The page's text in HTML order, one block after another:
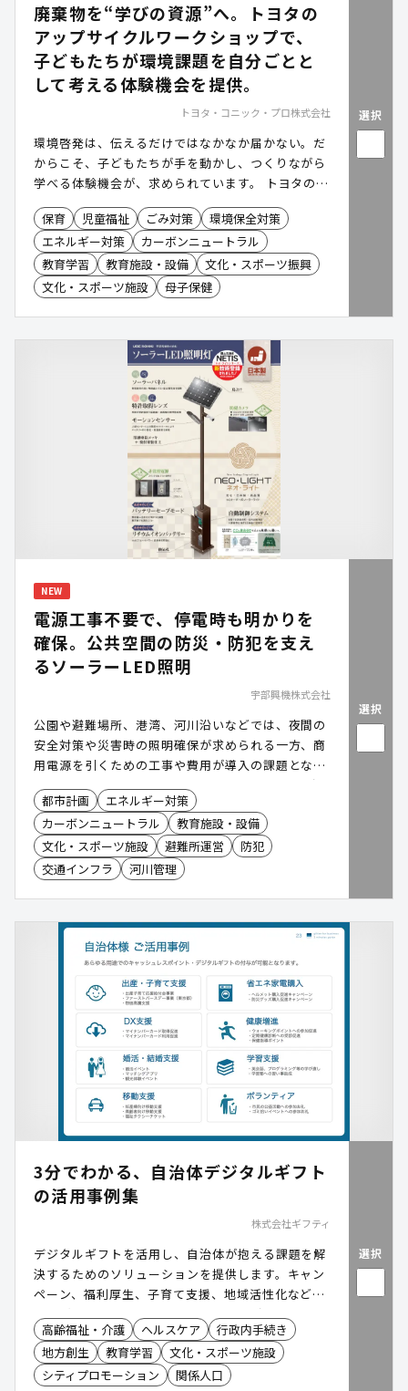
廃棄物を“学びの資源”へ。トヨタの
アップサイクルワークショップで、
子どもたちが環境課題を自分ごとと
して考える体験機会を提供。
トヨタ・コニック・プロ株式会社
環境啓発は、伝えるだけではなかなか届かない。だ
からこそ、子どもたちが手を動かし、つくりながら
学べる体験機会が、求められています。 トヨタのア
ップサイクルワークショップは、車の製造工程で生
まれるレザー等のアップサイクル体験を通じて、カ
ーボンニュートラルや、SDGsを身近なテーマとし
て受け止めることができる体験型コンテンツです。
幅広い年齢層が参加する地域イベントでも導入しや
すく、全国各地で開催される環境フェアや、環境学
習・啓発施設でのプログラムなどで採用され、多く
の子ども達に体験いただいています。 自分だけのア
ップサイクルキーホルダーとともに、環境への学び
を家庭に持ち帰ることで、日常生活での波及効果も
保育 児童福祉 ごみ対策
環境保全対策
エネルギー対策
カーボンニュートラル
教育学習
教育施設・設備
文化・スポーツ振興
文化・スポーツ施設
母子保健
選択
NEW
電源工事不要で、停電時も明かりを
確保。公共空間の防災・防犯を支え
るソーラーLED照明
宇部興機株式会社
公園や避難場所、港湾、河川沿いなどでは、夜間の
安全対策や災害時の照明確保が求められる一方、商
用電源を引くための工事や費用が導入の課題となり
ます。「NEO・LIGHT(ネオ・ライト)」は、太陽光
で発電したものを蓄電し、電源工事不要で設置でき
る独立型ソーラーLED照明です。平常時の防犯・安
全対策に加え、停電時・災害時にも照明を確保。防
犯カメラや非常用電源などのオプションも追加で
き、設置場所や用途に合わせた公共空間の整備を支
援します。NETIS取得済み。
都市計画
エネルギー対策
カーボンニュートラル
教育施設・設備
文化・スポーツ施設
避難所運営
防犯
交通インフラ
河川管理
選択
3分でわかる、自治体デジタルギフト
の活用事例集
株式会社ギフティ
デジタルギフトを活用し、自治体が抱える課題を解
決するためのソリューションを提供します。キャン
ペーン、福利厚生、子育て支援、地域活性化など、
さまざまな用途で利用可能です。住民が自由に選べ
るギフト形式を採用しており、配送コスト削減や事
務負担の軽減を実現します。
高齢福祉・介護 ヘルスケア
行政内手続き
地方創生
教育学習
文化・スポーツ施設
シティプロモーション
関係人口
選択